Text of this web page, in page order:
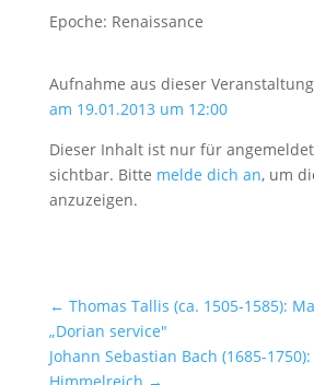
Epoche: Renaissance
Aufnahme aus dieser
am 19.01.2013 um 12:00
Dieser Inhalt ist nur für
sichtbar. Bitte melde dich an, um
anzuzeigen.
← Thomas Tallis (ca. 1505-1585):
„Dorian service"
Johann Sebastian Bach (1685-